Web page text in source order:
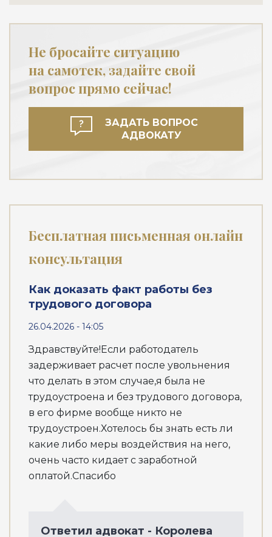
Не бросайте ситуацию
на самотек, задайте свой
вопрос прямо сейчас!
ЗАДАТЬ ВОПРОС
АДВОКАТУ
Бесплатная письменная онлайн
консультация
Как доказать факт работы без
трудового договора
26.04.2026 - 14:05
Здравствуйте!Если работодатель
задерживает расчет после увольнения
что делать в этом случае,я была не
трудоустроена и без трудового договора,
в его фирме вообще никто не
трудоустроен.Хотелось бы знать есть ли
какие либо меры воздействия на него,
очень часто кидает с заработной
оплатой.Спасибо
Ответил адвокат - Королева